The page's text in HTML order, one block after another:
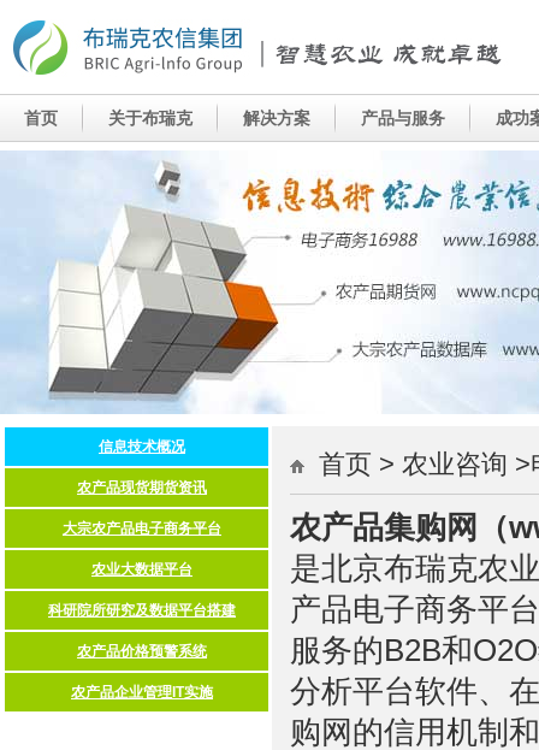
首页 > 农业咨询
农产品集购网（
是北京布瑞克农
产品电子商务平
服务的B2B和
分析平台软件、
购网的信用机制